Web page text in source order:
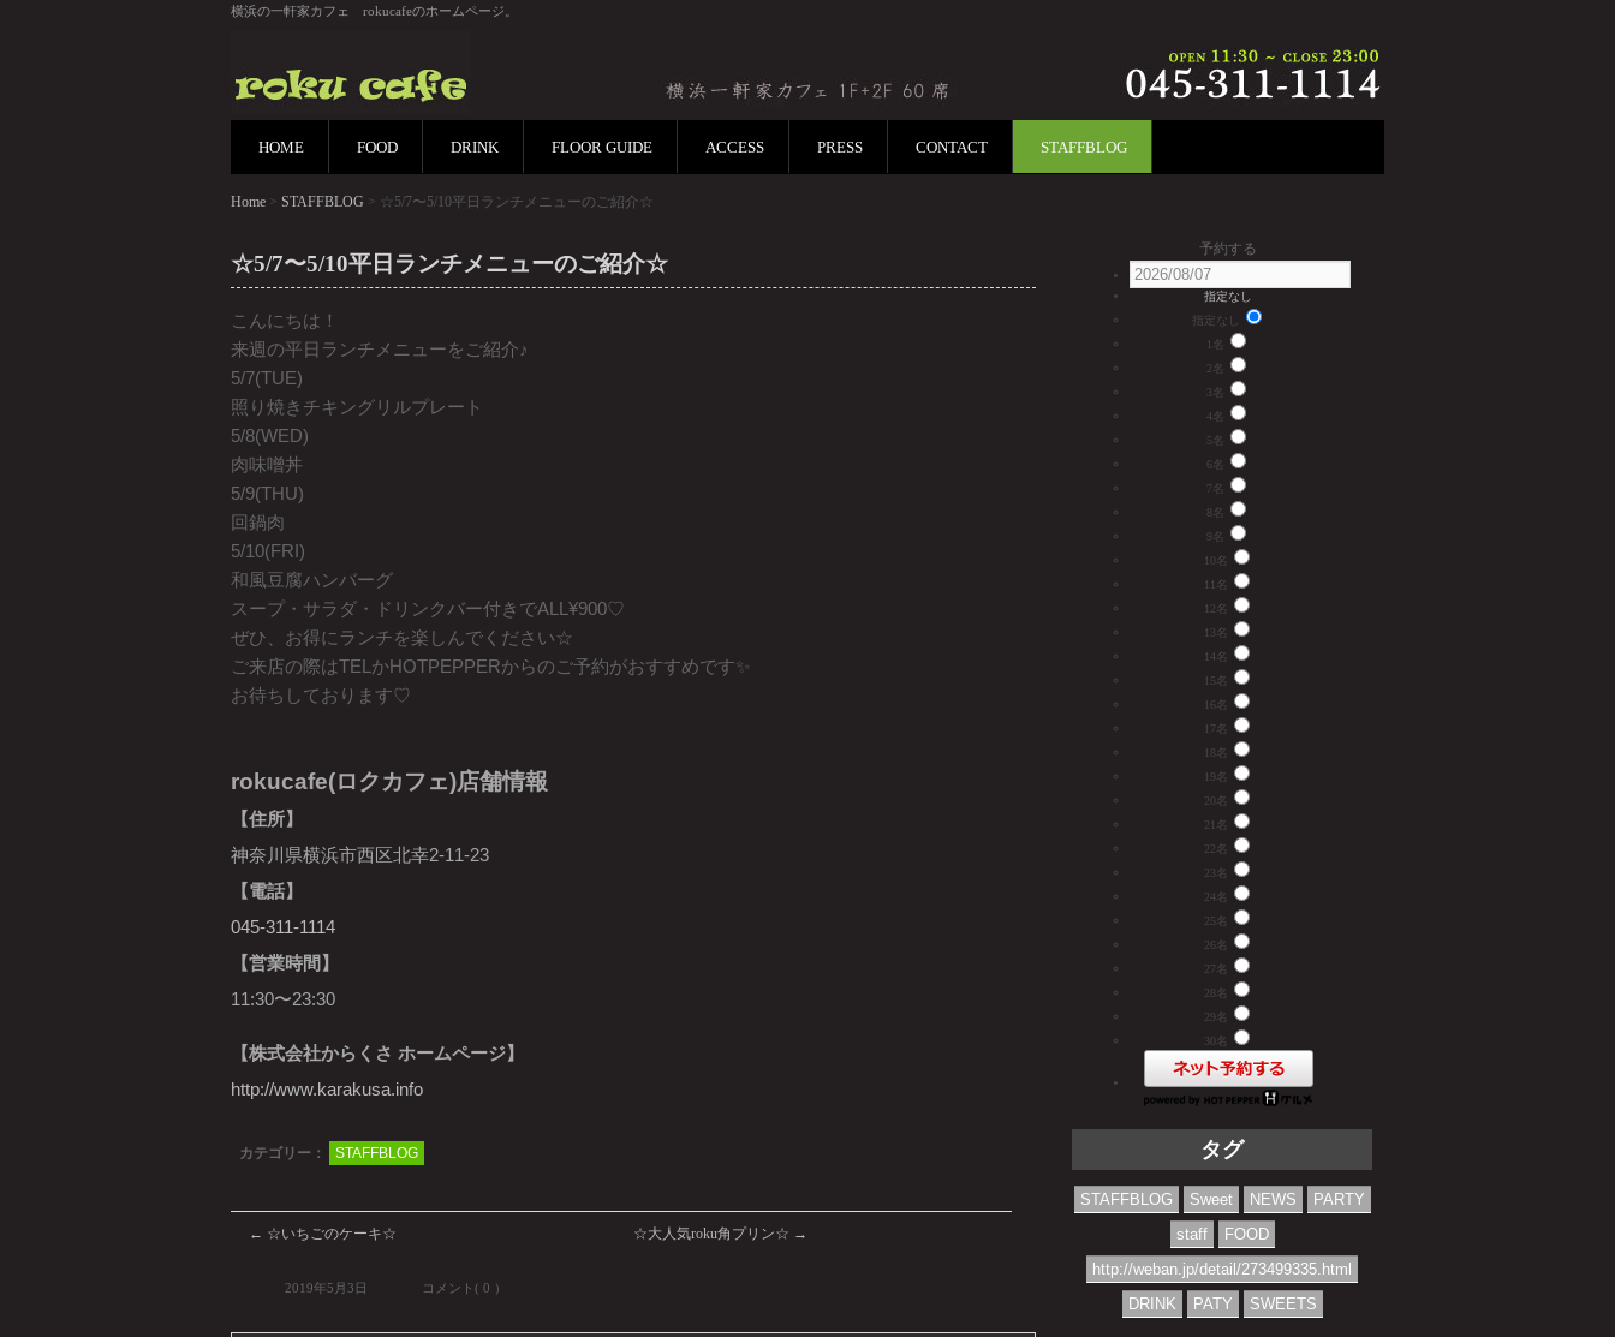
横浜の一軒家カフェ rokucafeのホームページ。
HOME FOOD DRINK FLOOR GUIDE ACCESS PRESS CONTACT STAFFBLOG
Home > STAFFBLOG > ☆5/7〜5/10平日ランチメニューのご紹介☆
☆5/7〜5/10平日ランチメニューのご紹介☆
こんにちは！
来週の平日ランチメニューをご紹介♪
5/7(TUE)
照り焼きチキングリルプレート
5/8(WED)
肉味噌丼
5/9(THU)
回鍋肉
5/10(FRI)
和風豆腐ハンバーグ
スープ・サラダ・ドリンクバー付きでALL¥900♡
ぜひ、お得にランチを楽しんでください☆
ご来店の際はTELかHOTPEPPERからのご予約がおすすめです✨
お待ちしております♡
rokucafe(ロクカフェ)店舗情報
【住所】
神奈川県横浜市西区北幸2-11-23
【電話】
045-311-1114
【営業時間】
11:30〜23:30
【株式会社からくさ ホームページ】
http://www.karakusa.info
カテゴリー： STAFFBLOG
← ☆いちごのケーキ☆ ☆大人気roku角プリン☆ →
2019年5月3日 コメント( 0 ）
予約する
指定なし
指定なし
1名
2名
3名
4名
5名
6名
7名
8名
9名
10名
11名
12名
13名
14名
15名
16名
17名
18名
19名
20名
21名
22名
23名
24名
25名
26名
27名
28名
29名
30名
タグ
STAFFBLOG Sweet NEWS
PARTY
staff
FOOD
http://weban.jp/detail/273499335.html
DRINK
PATY SWEETS